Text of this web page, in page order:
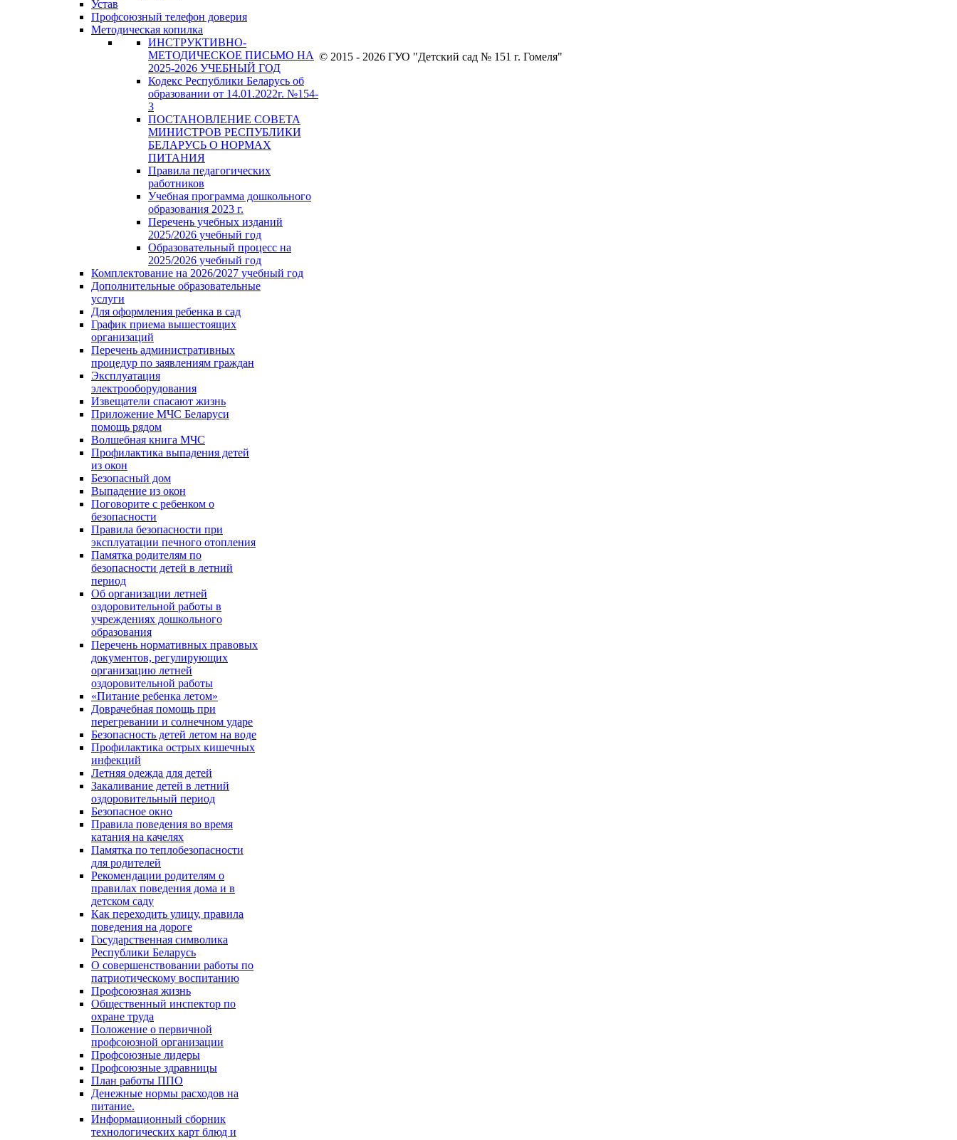
Устав
Профсоюзный телефон доверия
Методическая копилка
ИНСТРУКТИВНО-
МЕТОДИЧЕСКОЕ ПИСЬМО НА
2025-2026 УЧЕБНЫЙ ГОД
Кодекс Республики Беларусь об
образовании от 14.01.2022г. №154-
3
ПОСТАНОВЛЕНИЕ СОВЕТА
МИНИСТРОВ РЕСПУБЛИКИ
БЕЛАРУСЬ О НОРМАХ
ПИТАНИЯ
Правила педагогических
работников
Учебная программа дошкольного
образования 2023 г.
Перечень учебных изданий
2025/2026 учебный год
Образовательный процесс на
2025/2026 учебный год
Комплектование на 2026/2027 учебный год
Дополнительные образовательные
услуги
Для оформления ребенка в сад
График приема вышестоящих
организаций
Перечень административных
процедур по заявлениям граждан
Эксплуатация
электрооборудования
Извещатели спасают жизнь
Приложение МЧС Беларуси
помощь рядом
Волшебная книга МЧС
Профилактика выпадения детей
из окон
Безопасный дом
Выпадение из окон
Поговорите с ребенком о
безопасности
Правила безопасности при
эксплуатации печного отопления
Памятка родителям по
безопасности детей в летний
период
Об организации летней
оздоровительной работы в
учреждениях дошкольного
образования
Перечень нормативных правовых
документов, регулирующих
организацию летней
оздоровительной работы
«Питание ребенка летом»
Доврачебная помощь при
перегревании и солнечном ударе
Безопасность детей летом на воде
Профилактика острых кишечных
инфекций
Летняя одежда для детей
Закаливание детей в летний
оздоровительный период
Безопасное окно
Правила поведения во время
катания на качелях
Памятка по теплобезопасности
для родителей
Рекомендации родителям о
правилах поведения дома и в
детском саду
Как переходить улицу, правила
поведения на дороге
Государственная символика
Республики Беларусь
О совершенствовании работы по
патриотическому воспитанию
Профсоюзная жизнь
Общественный инспектор по
охране труда
Положение о первичной
профсоюзной организации
Профсоюзные лидеры
Профсоюзные здравницы
План работы ППО
Денежные нормы расходов на
питание.
Информационный сборник
технологических карт блюд и
© 2015 - 2026 ГУО "Детский сад № 151 г. Гомеля"